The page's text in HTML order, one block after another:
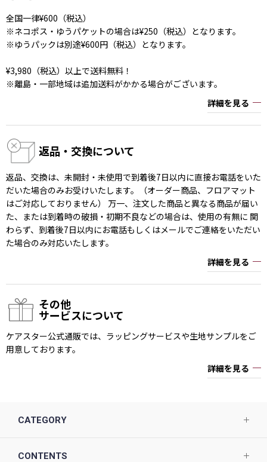
全国一律¥600（税込）
※ネコポス・ゆうパケットの場合は¥250（税込）となります。
※ゆうパックは別途¥600円（税込）となります。
¥3,980（税込）以上で送料無料！
※離島・一部地域は追加送料がかかる場合がございます。
詳細を見る
返品・交換について
返品、交換は、未開封・未使用で到着後7日以内に直接お電話をいた
だいた場合のみお受けいたします。（オーダー商品、フロアマット
はご対応しておりません） 万一、注文した商品と異なる商品が届い
た、または到着時の破損・初期不良などの場合は、使用の有無に 関
わらず、到着後7日以内にお電話もしくはメールでご連絡をいただい
た場合のみ対応いたします。
詳細を見る
その他
サービスについて
ケアスター公式通販では、ラッピングサービスや生地サンプルをご
用意しております。
詳細を見る
CATEGORY
CONTENTS